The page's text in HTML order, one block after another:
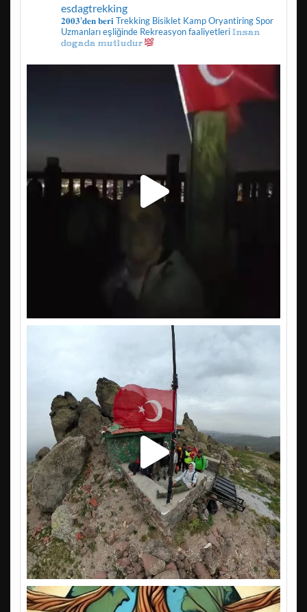
esdagtrekking
𝟐𝟎𝟎𝟑'𝐝𝐞𝐧 𝐛𝐞𝐫𝐢 TrekkingBisikletKampOryantiringSpor
Uzmanları eşliğinde Rekreasyon faaliyetleri𝕀𝕟𝕤𝕒𝕟
𝕕𝕠𝕘𝕒𝕕𝕒 𝕞𝕦𝕥𝕝𝕦𝕕𝕦𝕣